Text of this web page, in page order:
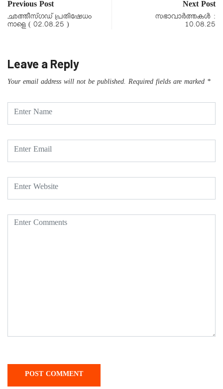
Previous Post
ഛത്തീസ്ഗഡ് പ്രതിഷേധം
നാളെ ( 02.08.25 )
Next Post
സഭാവാര്‍ത്തകള്‍ :
10.08.25
Leave a Reply
Your email address will not be published. Required fields are marked *